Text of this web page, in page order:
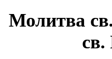
Молитва св.